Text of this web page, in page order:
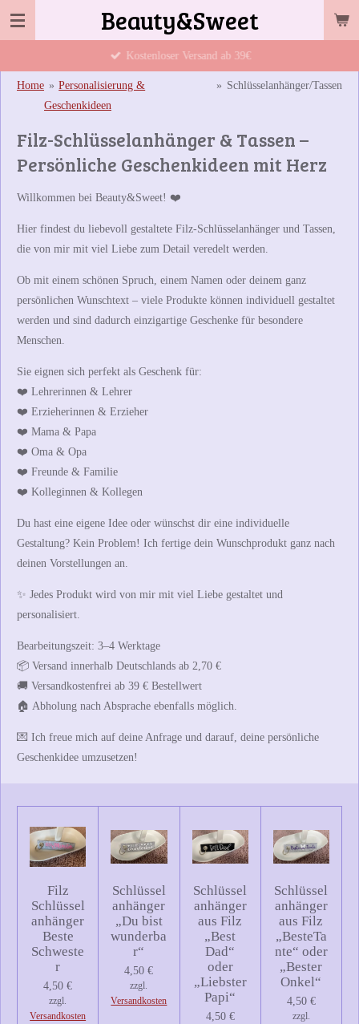
Zum
Beauty&Sweet
Kostenloser Versand ab 39€
Home » Personalisierung &
Geschenkideen
» Schlüsselanhänger/Tassen
Filz-Schlüsselanhänger & Tassen –
Persönliche Geschenkideen mit Herz
Willkommen bei Beauty&Sweet! ❤️
Hier findest du liebevoll gestaltete Filz-Schlüsselanhänger und Tassen,
die von mir mit viel Liebe zum Detail veredelt werden.
Ob mit einem schönen Spruch, einem Namen oder deinem ganz
persönlichen Wunschtext – viele Produkte können individuell gestaltet
werden und sind dadurch einzigartige Geschenke für besondere
Menschen.
Sie eignen sich perfekt als Geschenk für:
❤️ Lehrerinnen & Lehrer
❤️ Erzieherinnen & Erzieher
❤️ Mama & Papa
❤️ Oma & Opa
❤️ Freunde & Familie
❤️ Kolleginnen & Kollegen
Du hast eine eigene Idee oder wünschst dir eine individuelle
Gestaltung? Kein Problem! Ich fertige dein Wunschprodukt ganz nach
deinen Vorstellungen an.
✨ Jedes Produkt wird von mir mit viel Liebe gestaltet und
personalisiert.
Bearbeitungszeit: 3–4 Werktage
📦 Versand innerhalb Deutschlands ab 2,70 €
🚚 Versandkostenfrei ab 39 € Bestellwert
🏠 Abholung nach Absprache ebenfalls möglich.
💌 Ich freue mich auf deine Anfrage und darauf, deine persönliche
Geschenkidee umzusetzen!
Filz
Schlüssel
anhänger
Beste
Schweste
r
4,50 €
zzgl.
Versandkosten
Schlüssel
anhänger
„Du bist
wunderba
r“
4,50 €
zzgl.
Versandkosten
Schlüssel
anhänger
aus Filz
„Best
Dad“
oder
„Liebster
Papi“
4,50 €
Schlüssel
anhänger
aus Filz
„BesteTa
nte“ oder
„Bester
Onkel“
4,50 €
zzgl.